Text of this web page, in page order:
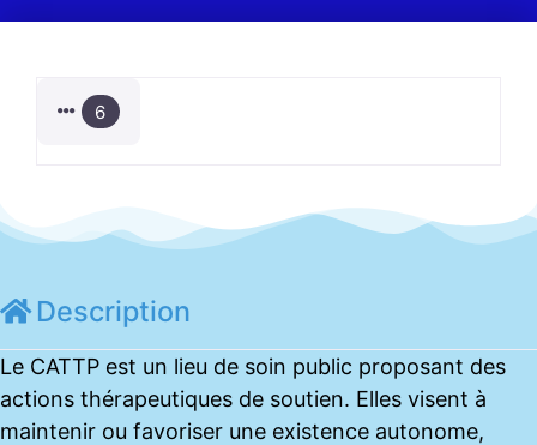
6
Description
Le CATTP est un lieu de soin public proposant des
actions thérapeutiques de soutien. Elles visent à
maintenir ou favoriser une existence autonome,